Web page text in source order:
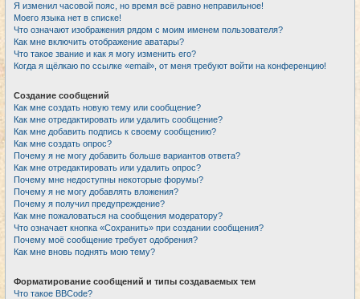
Я изменил часовой пояс, но время всё равно неправильное!
Моего языка нет в списке!
Что означают изображения рядом с моим именем пользователя?
Как мне включить отображение аватары?
Что такое звание и как я могу изменить его?
Когда я щёлкаю по ссылке «email», от меня требуют войти на конференцию!
Создание сообщений
Как мне создать новую тему или сообщение?
Как мне отредактировать или удалить сообщение?
Как мне добавить подпись к своему сообщению?
Как мне создать опрос?
Почему я не могу добавить больше вариантов ответа?
Как мне отредактировать или удалить опрос?
Почему мне недоступны некоторые форумы?
Почему я не могу добавлять вложения?
Почему я получил предупреждение?
Как мне пожаловаться на сообщения модератору?
Что означает кнопка «Сохранить» при создании сообщения?
Почему моё сообщение требует одобрения?
Как мне вновь поднять мою тему?
Форматирование сообщений и типы создаваемых тем
Что такое BBCode?